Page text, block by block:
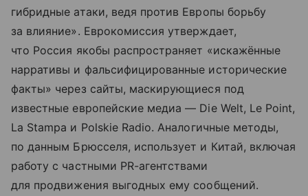
гибридные атаки, ведя против Европы борьбу
за влияние». Еврокомиссия утверждает,
что Россия якобы распространяет «искажённые
нарративы и фальсифицированные исторические
факты» через сайты, маскирующиеся под
известные европейские медиа — Die Welt, Le Point,
La Stampa и Polskie Radio. Аналогичные методы,
по данным Брюсселя, использует и Китай, включая
работу с частными PR-агентствами
для продвижения выгодных ему сообщений.